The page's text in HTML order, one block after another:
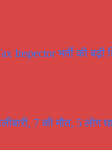
Inspector भर्ती की बढ़ी
7 की मौत, 5 लोग